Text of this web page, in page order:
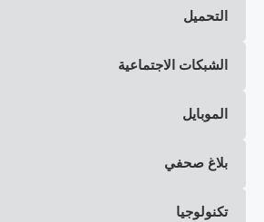
التحميل
الشبكات الاجتماعية
الموبايل
بلاغ صحفي
تكنولوجيا